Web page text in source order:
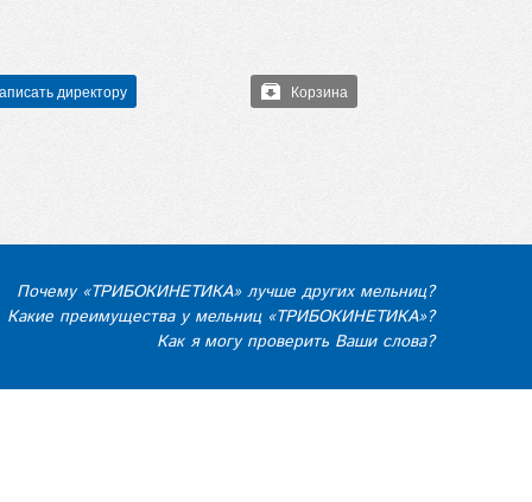
директору Корзина
Почему «ТРИБОКИНЕТИКА» лучше других мельниц?
Какие преимущества у мельниц «ТРИБОКИНЕТИКА»?
Как я могу проверить Ваши слова?